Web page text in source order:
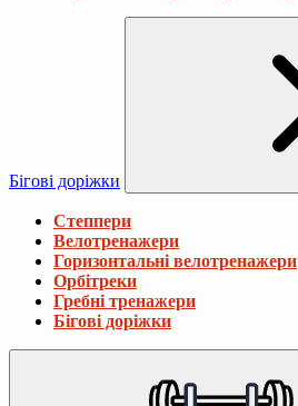
Бігові доріжки
Степпери
Велотренажери
Горизонтальні велотренажери
Орбітреки
Гребні тренажери
Бігові доріжки